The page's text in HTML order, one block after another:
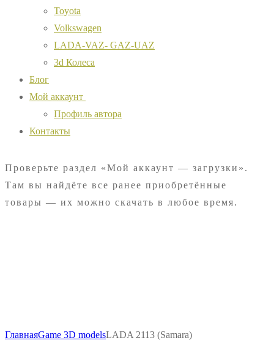
Toyota
Volkswagen
LADA-VAZ- GAZ-UAZ
3d Колеса
Блог
Мой аккаунт
Профиль автора
Контакты
Проверьте раздел «Мой аккаунт — загрузки».
Там вы найдёте все ранее приобретённые
товары — их можно скачать в любое время.
ГлавнаяGame 3D modelsLADA 2113 (Samara)